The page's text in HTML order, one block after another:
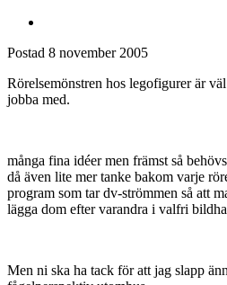
Postad 8 november 2005
Rörelsemönstren hos legofigurer är
jobba med.
många fina idéer men främst så
då även lite mer tanke bakom varje
program som tar dv-strömmen så att
lägga dom efter varandra i valfri
Men ni ska ha tack för att jag slapp